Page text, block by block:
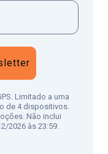
Limitado a uma
de 4 dispositivos.
Não inclui
2026 às 23:59.